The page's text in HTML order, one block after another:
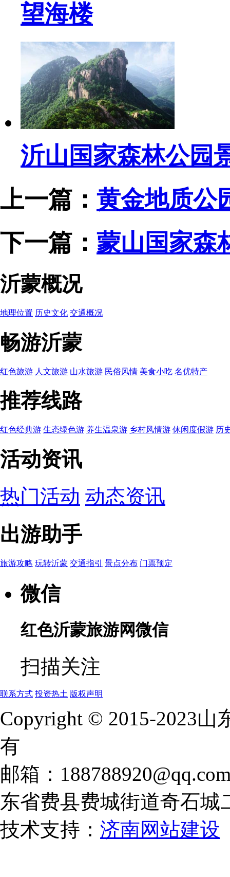
望海楼
沂山国家森林公园
上一篇： 黄金地质公
下一篇： 蒙山国家森
沂蒙概况
地理位置 历史文化 交通概况
畅游沂蒙
红色旅游 人文旅游 山水旅游 民俗风情 美食小吃 名优特产
推荐线路
红色经典游 生态绿色游 养生温泉游 乡村风情游 休闲度假游 历
活动资讯
热门活动 动态资讯
出游助手
旅游攻略 玩转沂蒙 交通指引 景点分布 门票预定
微信
红色沂蒙旅游网微信
扫描关注
联系方式 投资热土 版权声明
Copyright © 2015-2023
有
邮箱：
东省费县费城街道奇石
技术支持： 济南网站建设